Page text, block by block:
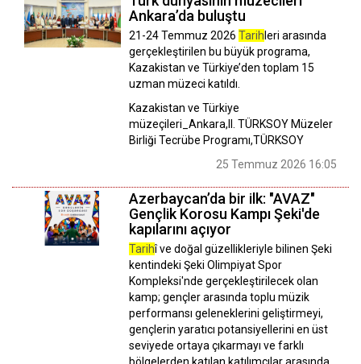
Ankara’da buluştu
21-24 Temmuz 2026 Tarih leri arasında
gerçekleştirilen bu büyük programa,
Kazakistan ve Türkiye’den toplam 15
uzman müzeci katıldı.
Kazakistan ve Türkiye
müzeçileri_Ankara,II. TÜRKSOY Müzeler
Birliği Tecrübe Programı,TÜRKSOY
25 Temmuz 2026 16:05
Azerbaycan’da bir ilk: "AVAZ"
Gençlik Korosu Kampı Şeki'de
kapılarını açıyor
Tarihî ve doğal güzellikleriyle bilinen Şeki
kentindeki Şeki Olimpiyat Spor
Kompleksi'nde gerçekleştirilecek olan
kamp; gençler arasında toplu müzik
performansı geleneklerini geliştirmeyi,
gençlerin yaratıcı potansiyellerini en üst
seviyede ortaya çıkarmayı ve farklı